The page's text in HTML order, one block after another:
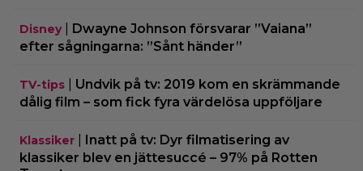
Disney|
Dwayne Johnson försvarar ”Vaiana”
efter sågningarna: ”Sånt händer”
TV-tips
Undvik på tv: 2019 kom en skrämmande
dålig film – som fick fyra värdelösa uppföljare
Klassiker
Inatt på tv: Dyr filmatisering av
klassiker blev en jättesuccé – 97% på Rotten